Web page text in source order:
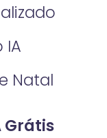
IA
Natal
Grátis